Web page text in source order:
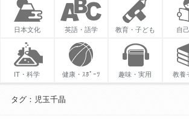
日本文化 英語・語学 教育・子ども 自
IT・科学 健康・ｽﾎﾟｰﾂ 趣味・実用 教養
タグ：児玉千晶